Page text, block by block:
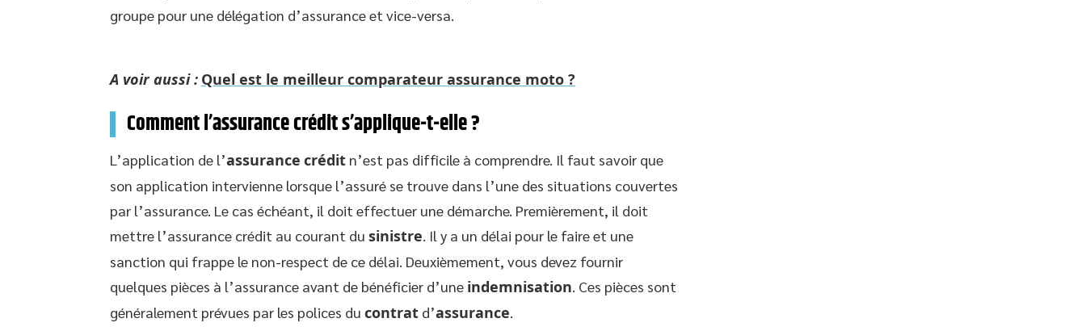
groupe pour une délégation d’assurance et vice-versa.
A voir aussi : Quel est le meilleur comparateur assurance moto ?
Comment l’assurance crédit s’applique-t-elle ?
L’application de l’assurance crédit n’est pas difficile à comprendre. Il faut savoir que
son application intervienne lorsque l’assuré se trouve dans l’une des situations couvertes
par l’assurance. Le cas échéant, il doit effectuer une démarche. Premièrement, il doit
mettre l’assurance crédit au courant du sinistre . Il y a un délai pour le faire et une
sanction qui frappe le non-respect de ce délai. Deuxièmement, vous devez fournir
quelques pièces à l’assurance avant de bénéficier d’une indemnisation . Ces pièces sont
généralement prévues par les polices du contrat d’assurance